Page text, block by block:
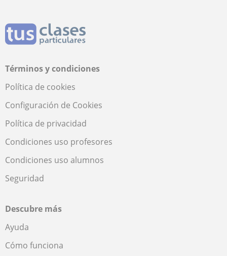
Términos y condiciones
Política de cookies
Configuración de Cookies
Política de privacidad
Condiciones uso profesores
Condiciones uso alumnos
Seguridad
Descubre más
Ayuda
Cómo funciona